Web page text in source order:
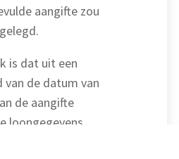
aangifte zou
is dat uit een
van de datum van
de aangifte
loongegevens